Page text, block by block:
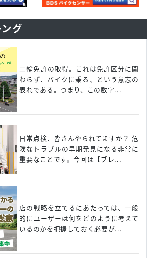
グ
二輪免許の取得。これは免許区分に関
わらず、バイクに乗る、という意志の
表れである。つまり、この数字...
日常点検、皆さんやられてますか？ 危
険なトラブルの早期発見になる非常に
重要なことです。今回は【ブレ...
店の戦略を立てるにあたっては、一般
的にユーザーは何をどのように考えて
いるのかを把握しておく必要が...